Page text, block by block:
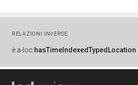
RELAZIONI INVERSE
è a-loc:hasTimeIndexedTypedLocation